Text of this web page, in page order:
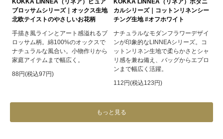
KOKKA LINNEA（リネア）ピュア
ブロッサムシリーズ｜オックス生地
北欧テイストのやさしいお花柄
手描き風ラインとアート感溢れるブ
ロッサム柄。綿100%のオックスで
ナチュラルな風合い。小物作りから
家庭アイテムまで幅広く。
88円(税込97円)
KOKKA LINNEA（リネア）ボタニ
カルシリーズ｜コットンリネンシー
チング生地 #オフホワイト
ナチュラルなモダンフラワーデザイ
ンが印象的なLINNEAシリーズ。コ
ットンリネン生地で柔らかさとシャ
リ感を兼ね備え、バッグからエプロ
ンまで幅広く活躍。
112円(税込123円)
もっと見る